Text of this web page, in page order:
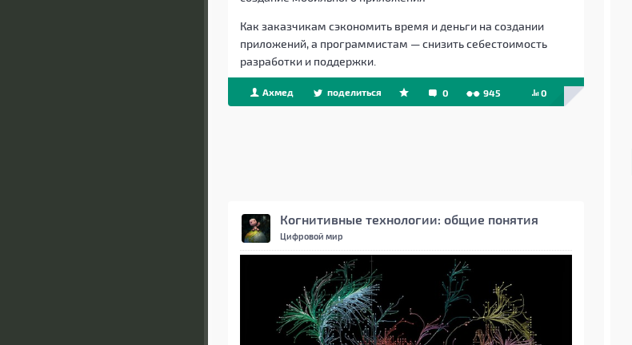
Как заказчикам сэкономить время и деньги на создании
приложений, а программистам — снизить себестоимость
разработки и поддержки.
Ахмед поделиться 0 0
945
Когнитивные технологии: общие понятия
Цифровой мир